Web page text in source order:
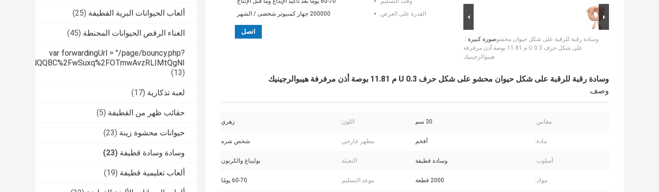
ألعاب الحيوانات البرية القطيفة (25)
الغناء الرقص الحيوانات المحنطة (45)
var forwardingUrl = "/page/bouncy.php?
(13)
لعبة تذكارية (17)
حقائب ظهر من القطيفة (5)
حيوانات محشوة زينة (23)
وسادة وسادة قطيفة (23)
ألعاب تعليمية قطيفة (19)
صورة كبيرة :وسادة رقبة للرقبة على شكل حيوان محشو
على شكل حرف U 0.3 م 11.81 بوصة أذن مرفرفة
هيبوالرجينيك
القدرة على العرض:
200000 جهاز كمبيوتر شخصى / الشهر
اتصل
وسادة رقبة للرقبة على شكل حيوان محشو على شكل حرف U 0.3 م 11.81 بوصة أذن مرفرفة هيبوالرجينيك
وصف
مقاس: 30 سم اللون: زهري
مادة: أفخم مظهر خارجي: شخص شره
أسلوب: وسادة قطيفة التعبئة: بوليباغ والكرتون
موك: 2000 قطعة موعد التسليم: 60-70 يومًا